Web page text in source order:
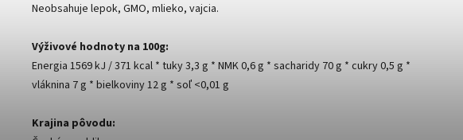
Neobsahuje lepok, GMO, mlieko, vajcia.
Výživové hodnoty na 100g:
Energia 1569 kJ / 371 kcal * tuky 3,3 g * NMK 0,6 g * sacharidy 70 g * cukry 0,5 g *
vláknina 7 g * bielkoviny 12 g * soľ <0,01 g
Krajina pôvodu: